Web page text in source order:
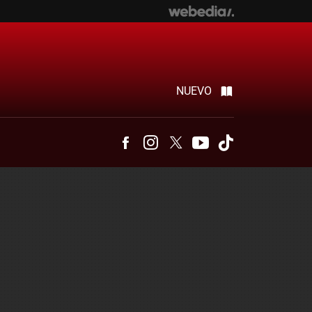
NUEVO
FacebookInstagram
Twitter Youtube